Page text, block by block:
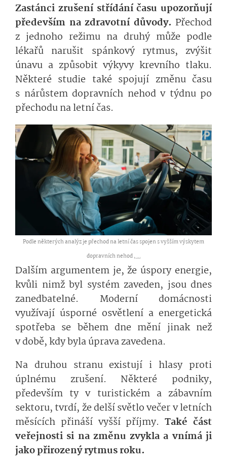
Zastánci zrušení střídání času upozorňují
především na zdravotní důvody. Přechod
z jednoho režimu na druhý může podle
lékařů narušit spánkový rytmus, zvýšit
únavu a způsobit výkyvy krevního tlaku.
Některé studie také spojují změnu času
s nárůstem dopravních nehod v týdnu po
přechodu na letní čas.
Podle některých analýz je přechod na letní čas spojen s vyšším výskytem
dopravních nehod ,...
Dalším argumentem je, že úspory energie,
kvůli nimž byl systém zaveden, jsou dnes
zanedbatelné. Moderní domácnosti
využívají úsporné osvětlení a energetická
spotřeba se během dne mění jinak než
v době, kdy byla úprava zavedena.
Na druhou stranu existují i hlasy proti
úplnému zrušení. Některé podniky,
především ty v turistickém a zábavním
sektoru, tvrdí, že delší světlo večer v letních
měsících přináší vyšší příjmy.Také část
veřejnosti si na změnu zvykla a vnímá ji
jako přirozený rytmus roku.